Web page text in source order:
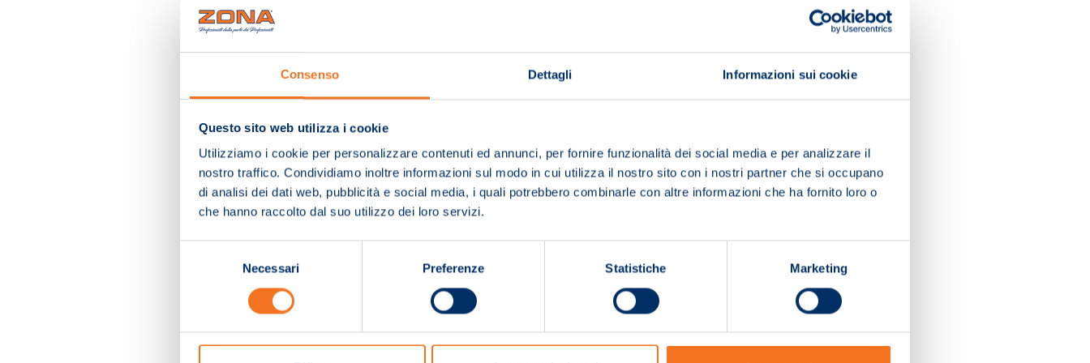
Consenso Dettagli Informazioni sui cookie
Questo sito web utilizza i cookie
Utilizziamo i cookie per personalizzare contenuti ed annunci, per fornire funzionalità dei social media e per analizzare il
nostro traffico. Condividiamo inoltre informazioni sul modo in cui utilizza il nostro sito con i nostri partner che si occupano
di analisi dei dati web, pubblicità e social media, i quali potrebbero combinarle con altre informazioni che ha fornito loro o
che hanno raccolto dal suo utilizzo dei loro servizi.
Necessari Preferenze Statistiche Marketing
Pagina non trovata!